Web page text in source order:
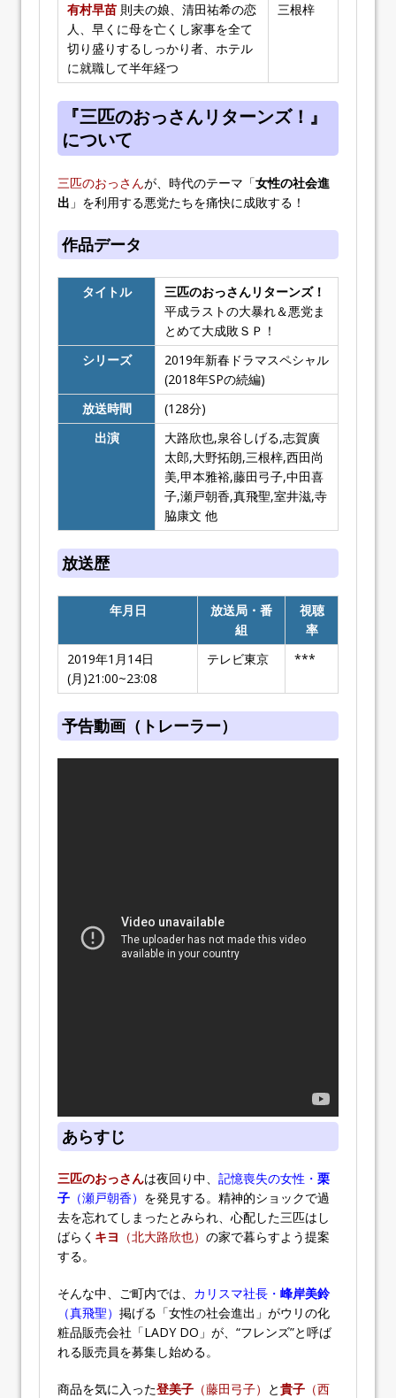
有村早苗 則夫の娘、清田祐希の恋
人、早くに母を亡くし家事を全て
切り盛りするしっかり者、ホテル
に就職して半年経つ
三根梓
『三匹のおっさんリターンズ！』
について
三匹のおっさんが、時代のテーマ「女性の社会進
出 」を利用する悪党たちを痛快に成敗する！
作品データ
タイトル
三匹のおっさんリターンズ！
平成ラストの大暴れ＆悪党ま
とめて大成敗ＳＰ！
シリーズ
2019年新春ドラマスペシャル
(2018年SPの続編)
放送時間
(128分)
出演
大路欣也,泉谷しげる,志賀廣
太郎,大野拓朗,三根梓,西田尚
美,甲本雅裕,藤田弓子,中田喜
子,瀬戸朝香,真飛聖,室井滋,寺
脇康文 他
放送歴
年月日
放送局・番
組
視聴
率
2019年1月14日
(月)21:00~23:08
テレビ東京 ***
予告動画（トレーラー）
あらすじ
三匹のおっさんは夜回り中、 記憶喪失の女性・ 栗
子 （瀬戸朝香） を発見する。精神的ショックで過
去を忘れてしまったとみられ、心配した三匹はし
ばらく キヨ （北大路欣也） の家で暮らすよう提案
する。
そんな中、ご町内では、 カリスマ社長・ 峰岸美鈴
（真飛聖） 掲げる「女性の社会進出」がウリの化
粧品販売会社「LADY DO」が、“フレンズ”と呼ば
れる販売員を募集し始める。
商品を気に入った登美子 （藤田弓子） と貴子 （西